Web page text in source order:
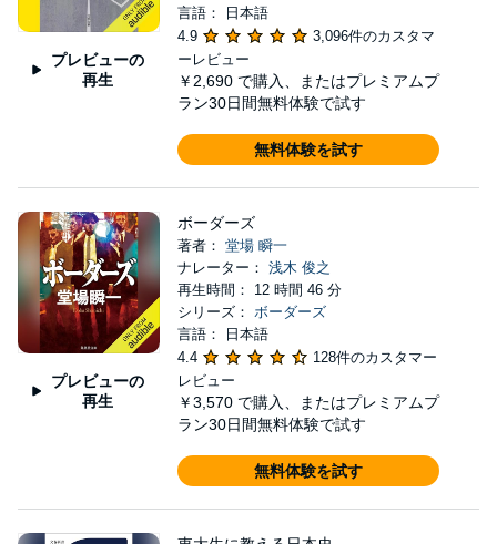
プレビューの
再生
言語： 日本語
4.9
3,096件のカスタマ
ーレビュー
￥2,690 で購入、またはプレミアムプ
ラン30日間無料体験で試す
無料体験を試す
プレビューの
再生
ボーダーズ
著者： 堂場 瞬一
ナレーター： 浅木 俊之
再生時間： 12 時間 46 分
シリーズ： ボーダーズ
言語： 日本語
4.4
128件のカスタマー
レビュー
￥3,570 で購入、またはプレミアムプ
ラン30日間無料体験で試す
無料体験を試す